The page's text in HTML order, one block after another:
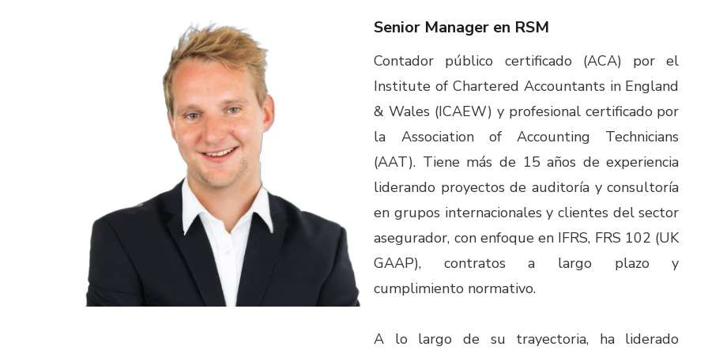
Senior Manager en RSM
Contador público certificado (ACA) por el
Institute of Chartered Accountants in England
& Wales (ICAEW) y profesional certificado por
la Association of Accounting Technicians
(AAT). Tiene más de 15 años de experiencia
liderando proyectos de auditoría y consultoría
en grupos internacionales y clientes del sector
asegurador, con enfoque en IFRS, FRS 102 (UK
GAAP), contratos a largo plazo y
cumplimiento normativo.
A lo largo de su trayectoria, ha liderado